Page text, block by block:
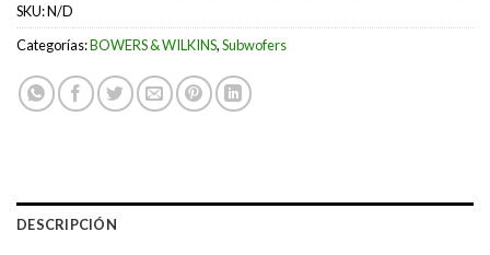
SKU:N/D
Categorías:BOWERS & WILKINS,Subwofers
DESCRIPCIÓN